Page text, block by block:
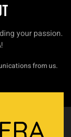
your passion.
from us.